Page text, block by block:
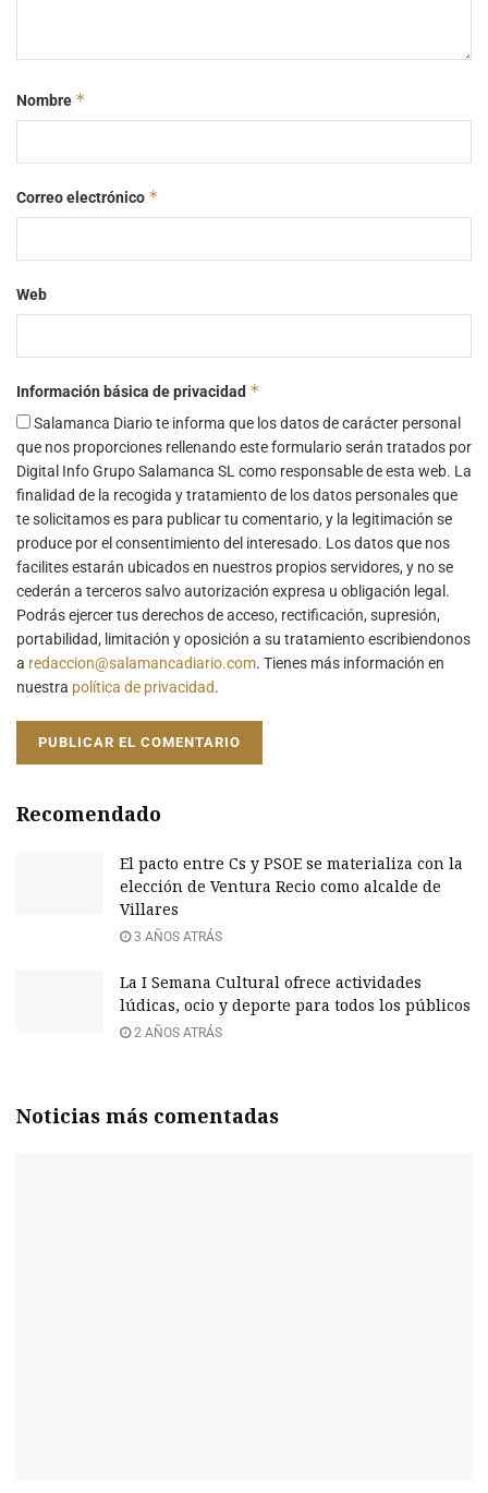
Nombre *
Correo electrónico *
Web
Información básica de privacidad *
Salamanca Diario te informa que los datos de carácter personal
que nos proporciones rellenando este formulario serán tratados por
Digital Info Grupo Salamanca SL como responsable de esta web. La
finalidad de la recogida y tratamiento de los datos personales que
te solicitamos es para publicar tu comentario, y la legitimación se
produce por el consentimiento del interesado. Los datos que nos
facilites estarán ubicados en nuestros propios servidores, y no se
cederán a terceros salvo autorización expresa u obligación legal.
Podrás ejercer tus derechos de acceso, rectificación, supresión,
portabilidad, limitación y oposición a su tratamiento escribiendonos
a redaccion@salamancadiario.com. Tienes más información en
nuestra política de privacidad.
Recomendado
El pacto entre Cs y PSOE se materializa con la
elección de Ventura Recio como alcalde de
Villares
3 AÑOS ATRÁS
La I Semana Cultural ofrece actividades
lúdicas, ocio y deporte para todos los públicos
2 AÑOS ATRÁS
Noticias más comentadas